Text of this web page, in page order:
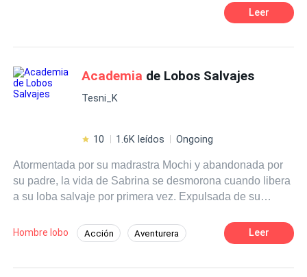
sua vida, pelo bem ou pelo mal, muito mais agitada do
Leer
Academia de Lobos Salvajes
Tesni_K
10 1.6K leídos Ongoing
Atormentada por su madrastra Mochi y abandonada por
su padre, la vida de Sabrina se desmorona cuando libera
a su loba salvaje por primera vez. Expulsada de su
una escuela infame para lobos marginados con poderes
Hombre lobo Acción Aventurera Leer